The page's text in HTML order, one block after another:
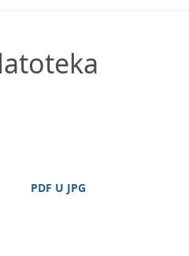
PDF U JPG